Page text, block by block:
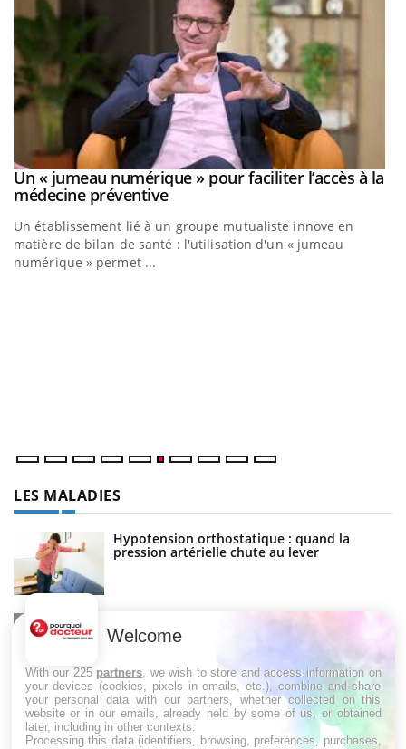
Youtube
Un « jumeau numérique » pour faciliter l’accès à la
médecine préventiveYoutube
Un établissement lié à un groupe mutualiste innove en
matière de bilan de santé : l'utilisation d'un « jumeau
numérique » permet ...
LES MALADIES
Hypotension orthostatique : quand la
pression artérielle chute au lever
Drépanocytose : une déformation des
globules rouges aux conséquences graves
Maladie de Charcot (Sclérose latérale
amyotrophique)
Welcome
With our 225 partners , we wish to store and access information on
your devices (cookies, pixels in emails, etc.), combine and share
your personal data with our partners, whether collected on this
website or in our emails, already held by some of us, or obtained
later, including in other contexts.
Processing this data (identifiers, browsing, preferences, purchases,